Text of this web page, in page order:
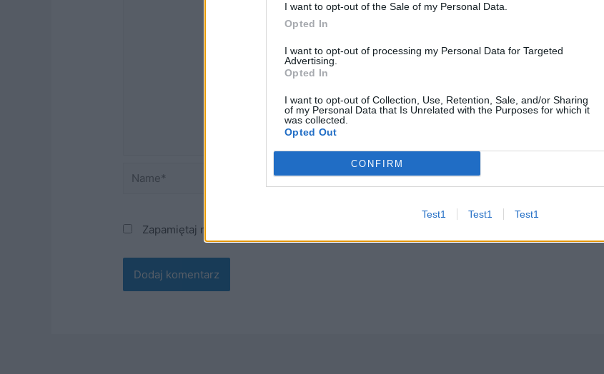
I want to opt-out of the Sale of my Personal Data.
Opted In
I want to opt-out of processing my Personal Data for Targeted
Advertising.
Opted In
I want to opt-out of Collection, Use, Retention, Sale, and/or Sharing
of my Personal Data that Is Unrelated with the Purposes for which it
was collected.
Opted Out
CONFIRM
Test1 Test1 Test1
Name* Website
Zapamiętaj moje dane w tej przeglądarce podczas pisania kolejnych komentarzy.